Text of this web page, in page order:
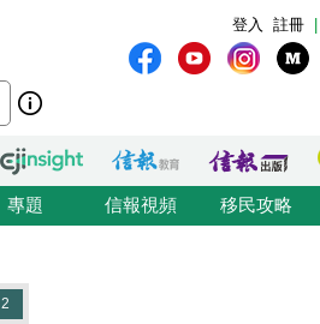
註冊
登入
專題 信報視頻 移民攻略
2